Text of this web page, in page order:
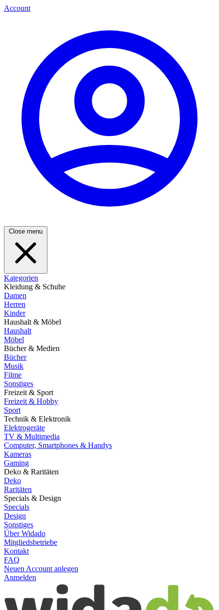
Account
Close menu
Kategorien
Kleidung & Schuhe
Damen
Herren
Kinder
Haushalt & Möbel
Haushalt
Möbel
Bücher & Medien
Bücher
Musik
Filme
Sonstiges
Freizeit & Sport
Freizeit & Hobby
Sport
Technik & Elektronik
Elektrogeräte
TV & Multimedia
Computer, Smartphones & Handys
Kameras
Gaming
Deko & Raritäten
Deko
Raritäten
Specials & Design
Specials
Design
Sonstiges
Über Widado
Mitgliedsbetriebe
Kontakt
FAQ
Neuen Account anlegen
Anmelden